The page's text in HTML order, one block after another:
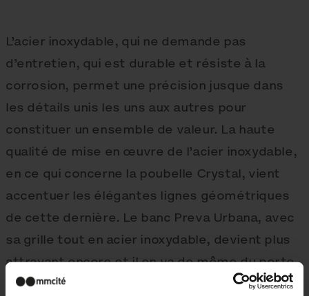
L’acier inoxydable, qui ne demande pas
d’entretien, qui est durable et résiste à la
corrosion, permet une précision jusque dans
les détails unis les uns aux autres pour
constituer un ensemble de valeur. La haute
qualité de mise en œuvre de l’acier inoxydable,
en ce qui concerne la poubelle Crystal, vient
accentuer les élégantes lignes géométriques
de cette dernière. Le banc Preva Urbana, avec
sa grille tout en acier inoxydable, devient plus
attrayant encore et il en va de même du porte-
bicyclettes Edgetyre simple. De même, le banc